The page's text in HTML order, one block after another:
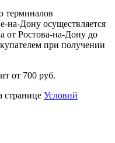
терминалов
на-Дону осуществляется
Ростова-на-Дону до
при получении
от 700 руб.
странице Условий